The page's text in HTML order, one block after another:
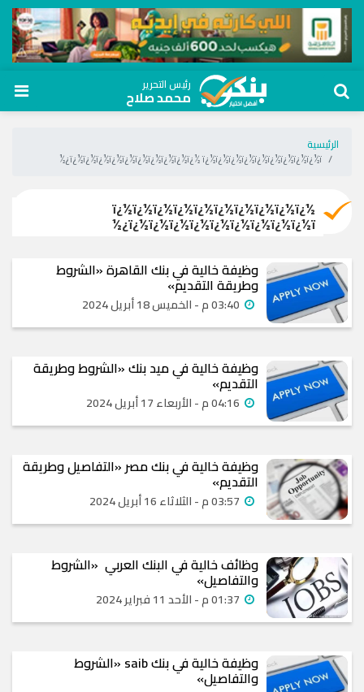
رئيس التحرير
محمد صلاح
الرئيسية
ï¿½ï¿½ï¿½ï¿½ï¿½ï¿½ï¿½ï¿½ï¿½ï¿½ ï¿½ï¿½ï¿½ï¿½ï¿½ï¿½ï¿½ï¿½ï¿½ï¿½
ï¿½ï¿½ï¿½ï¿½ï¿½ï¿½ï¿½ï¿½ï¿½ï¿½
ï¿½ï¿½ï¿½ï¿½ï¿½ï¿½ï¿½ï¿½ï¿½ï¿½
وظيفة خالية في بنك القاهرة «الشروط
وطريقة التقديم»
وظيفة خالية في ميد بنك «الشروط وطريقة
التقديم»
وظيفة خالية في بنك مصر «التفاصيل وطريقة
التقديم»
وظائف خالية في البنك العربي «الشروط
والتفاصيل»
وظيفة خالية في بنك saib «الشروط
والتفاصيل»